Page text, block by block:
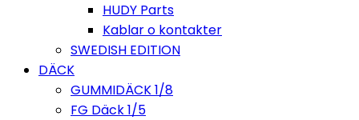
HUDY Parts
Kablar o kontakter
SWEDISH EDITION
DÄCK
GUMMIDÄCK 1/8
FG Däck 1/5